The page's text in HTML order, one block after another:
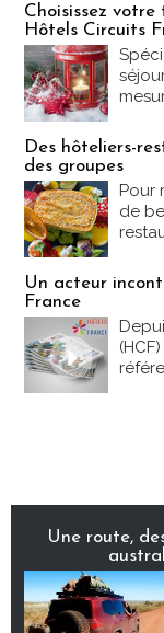
Choisissez
Hôtels Circuits
Des hôteliers-
des groupes
Pour
de
Un acteur
France
Une route,